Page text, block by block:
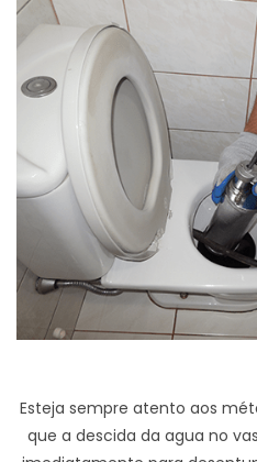
Esteja sempre atento aos
que a descida da agua no